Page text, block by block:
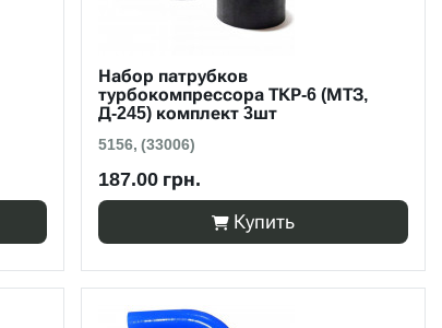
Набор патрубков
турбокомпрессора ТКР-6 (МТЗ,
Д-245) комплект 3шт
5156, (33006)
187.00 грн.
Купить